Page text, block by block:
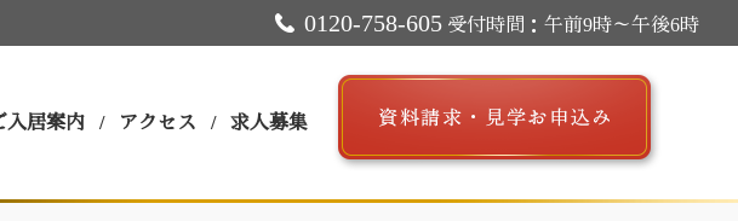
0120-758-605 受付時間：午前9時～午後6時
入居案内 アクセス 求人募集